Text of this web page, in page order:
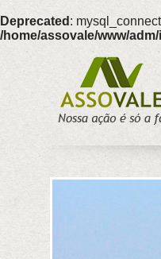
Deprecated :
/home/assovale/www/